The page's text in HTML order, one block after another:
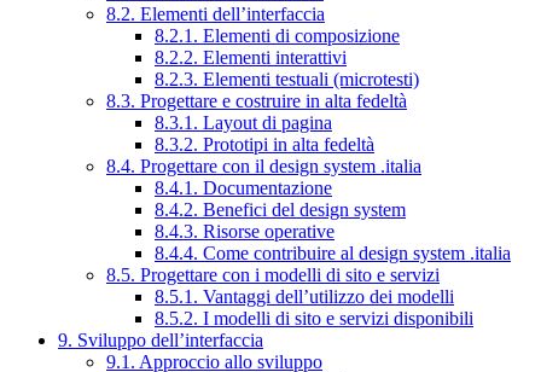
8.2. Elementi dell’interfaccia
8.2.1. Elementi di composizione
8.2.2. Elementi interattivi
8.2.3. Elementi testuali (microtesti)
8.3. Progettare e costruire in alta fedeltà
8.3.1. Layout di pagina
8.3.2. Prototipi in alta fedeltà
8.4. Progettare con il design system .italia
8.4.1. Documentazione
8.4.2. Benefici del design system
8.4.3. Risorse operative
8.4.4. Come contribuire al design system .italia
8.5. Progettare con i modelli di sito e servizi
8.5.1. Vantaggi dell’utilizzo dei modelli
8.5.2. I modelli di sito e servizi disponibili
9. Sviluppo dell’interfaccia
9.1. Approccio allo sviluppo